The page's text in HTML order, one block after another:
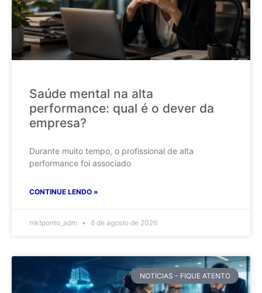
Saúde mental na alta
performance: qual é o dever da
empresa?
Durante muito tempo, o profissional de alta
performance foi associado
CONTINUE LENDO »
mktponto_adm 6 de agosto de 2026
NOTÍCIAS - FIQUE ATENTO